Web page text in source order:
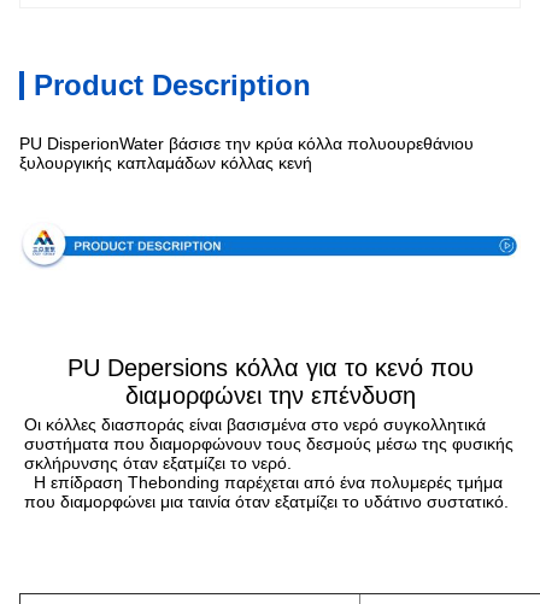
Product Description
PU DisperionWater βάσισε την κρύα κόλλα πολυουρεθάνιου
ξυλουργικής καπλαμάδων κόλλας κενή
PU Depersions κόλλα για το κενό που
διαμορφώνει την επένδυση
Οι κόλλες διασποράς είναι βασισμένα στο νερό συγκολλητικά
συστήματα που διαμορφώνουν τους δεσμούς μέσω της φυσικής
σκλήρυνσης όταν εξατμίζει το νερό.
Η επίδραση Thebonding παρέχεται από ένα πολυμερές τμήμα
που διαμορφώνει μια ταινία όταν εξατμίζει το υδάτινο συστατικό.